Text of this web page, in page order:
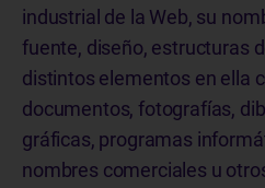
industrial de la Web, su
fuente, diseño, estructuras
distintos elementos en ella
documentos, fotografías,
gráficas, programas
nombres comerciales u